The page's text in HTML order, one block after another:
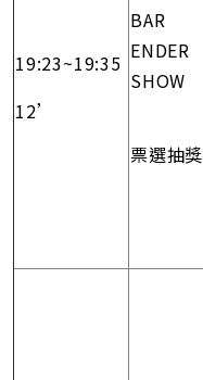
19:23~19:35
12’
BAR
ENDER
SHOW
票選抽獎